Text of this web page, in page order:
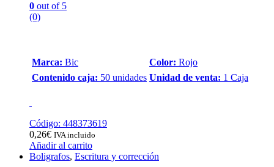
0 out of 5
(0)
Marca: Bic Color: Rojo
Contenido caja: 50 unidades Unidad de venta: 1 Caja
Código: 448373619
0,26€ IVA incluido
Añadir al carrito
Boligrafos, Escritura y corrección